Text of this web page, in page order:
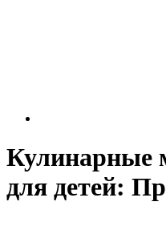
Кулинарные
для детей: